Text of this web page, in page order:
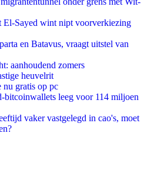
El-Sayed wint nipt voorverkiezing
en Batavus, vraagt uitstel van
aanhoudend zomers
heuvelrit
nu gratis op pc
bitcoinwallets leeg voor 114 miljoen
vaker vastgelegd in cao's, moet